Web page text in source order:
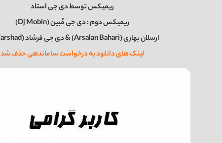
ریمیکس توسط دی جی استاد
ریمیکس دوم : دی جی مُبین (Dj Mobin)
ارسلان بهاری (Arsalan Bahari) & دی جی فرشاد (DJ Farshad)
لینک های دانلود به درخواست ساماندهی حذف شد